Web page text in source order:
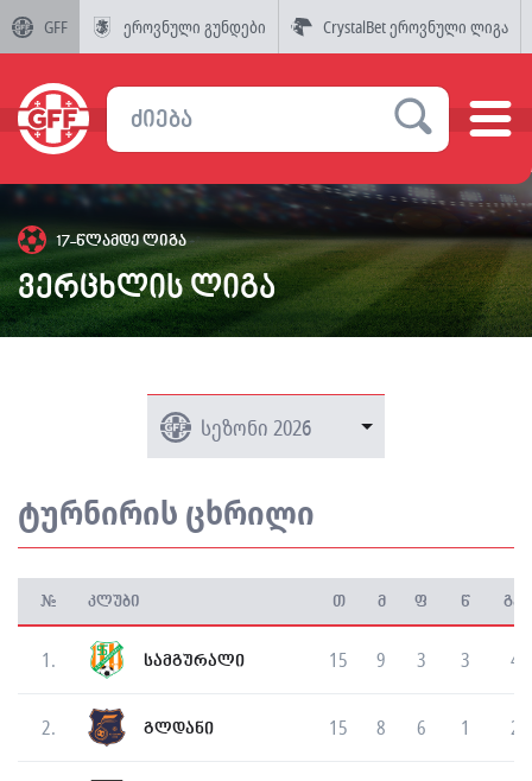
GFF ეროვნული გუნდები CrystalBet ეროვნული ლიგა
17-წლამდე ლიგა
ვერცხლის ლიგა
ტურნირის ცხრილი
# კლუბი თ მ ფ წ
1. სამგურალი 15 9 3 3 42
2. გლდანი 15 8 6 1 28